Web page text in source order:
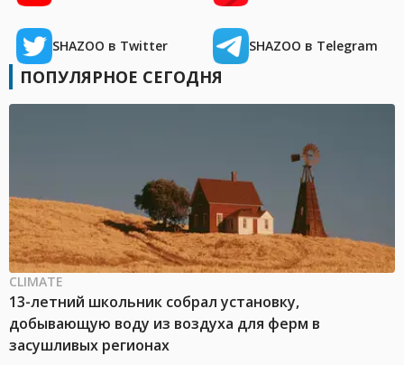
SHAZOO в Twitter SHAZOO в Telegram
ПОПУЛЯРНОЕ СЕГОДНЯ
CLIMATE
13-летний школьник собрал установку,
добывающую воду из воздуха для ферм в
засушливых регионах